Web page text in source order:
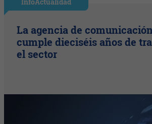
La agencia de
cumple dieciséis años de
el sector